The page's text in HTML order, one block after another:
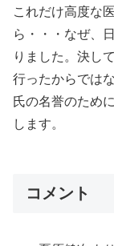
これだけ高度な
ら・・・なぜ、
りました。決し
行ったからでは
氏の名誉のため
します
コメント